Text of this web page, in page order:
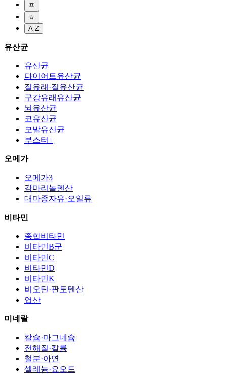
ㅍ
ㅎ
A-Z
유산균
유산균
다이어트유산균
질유래·질유산균
구강유래유산균
뇌유산균
코유산균
모발유산균
부스터+
오메가
오메가3
감마리놀렌산
대마종자유·오일류
비타민
종합비타민
비타민B군
비타민C
비타민D
비타민K
비오틴·판토텐산
엽산
미네랄
칼슘·마그네슘
전해질·칼륨
철분·아연
셀레늄·요오드